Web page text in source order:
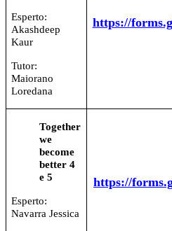
Esperto:
Akashdeep
Kaur
Tutor:
Maiorano
Loredana
https://
Together
we
become
better 4
e 5
Esperto:
Navarra Jessica
https://